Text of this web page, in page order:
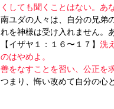
くしても聞くことはない。あ
南ユダの人々は、自分の兄弟
れを神様は受け入れません。
【イザヤ１：１６〜１７】 洗
のはやめよ。
善をなすことを習い、公正を
つまり、悔い改めて自分の心